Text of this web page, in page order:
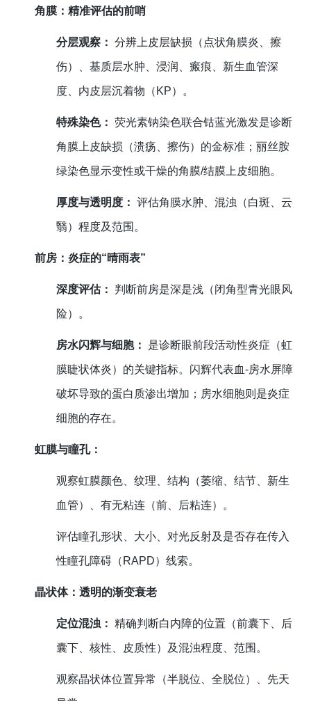
角膜：精准评估的前哨
分层观察： 分辨上皮层缺损（点状角膜炎、擦
伤）、基质层水肿、浸润、瘢痕、新生血管深
度、内皮层沉着物（KP）。
特殊染色： 荧光素钠染色联合钴蓝光激发是诊断
角膜上皮缺损（溃疡、擦伤）的金标准；丽丝胺
绿染色显示变性或干燥的角膜/结膜上皮细胞。
厚度与透明度： 评估角膜水肿、混浊（白斑、云
翳）程度及范围。
前房：炎症的“晴雨表”
深度评估： 判断前房是深是浅（闭角型青光眼风
险）。
房水闪辉与细胞： 是诊断眼前段活动性炎症（虹
膜睫状体炎）的关键指标。闪辉代表血-房水屏障
破坏导致的蛋白质渗出增加；房水细胞则是炎症
细胞的存在。
虹膜与瞳孔：
观察虹膜颜色、纹理、结构（萎缩、结节、新生
血管）、有无粘连（前、后粘连）。
评估瞳孔形状、大小、对光反射及是否存在传入
性瞳孔障碍（RAPD）线索。
晶状体：透明的渐变衰老
定位混浊： 精确判断白内障的位置（前囊下、后
囊下、核性、皮质性）及混浊程度、范围。
观察晶状体位置异常（半脱位、全脱位）、先天